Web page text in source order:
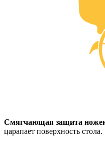
Смягчающая защита
царапает поверхность стола.